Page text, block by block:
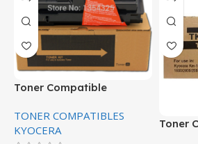
Toner Compatible
TONER COMPATIBLES
KYOCERA
Toner